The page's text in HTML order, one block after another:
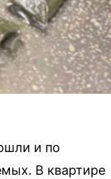
и по
В квартире